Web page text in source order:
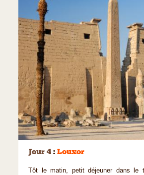
Jour 4 : Louxor
Tôt le matin, petit déjeuner dans le